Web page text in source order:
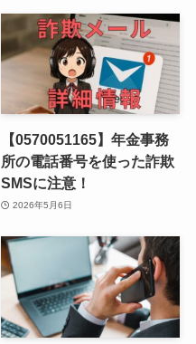
【0570051165】年金事務
所の電話番号を使った詐欺
SMSに注意！
2026年5月6日